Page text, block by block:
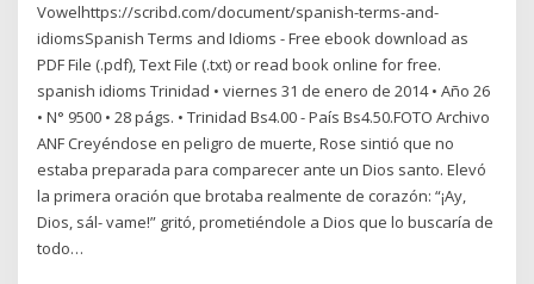
Vowelhttps://scribd.com/document/spanish-terms-and-
idiomsSpanish Terms and Idioms - Free ebook download as
PDF File (.pdf), Text File (.txt) or read book online for free.
spanish idioms Trinidad • viernes 31 de enero de 2014 • Año 26
• N° 9500 • 28 págs. • Trinidad Bs4.00 - País Bs4.50.FOTO Archivo
ANF Creyéndose en peligro de muerte, Rose sintió que no
estaba preparada para comparecer ante un Dios santo. Elevó
la primera oración que brotaba realmente de corazón: “¡Ay,
Dios, sál- vame!” gritó, prometiéndole a Dios que lo buscaría de
todo…